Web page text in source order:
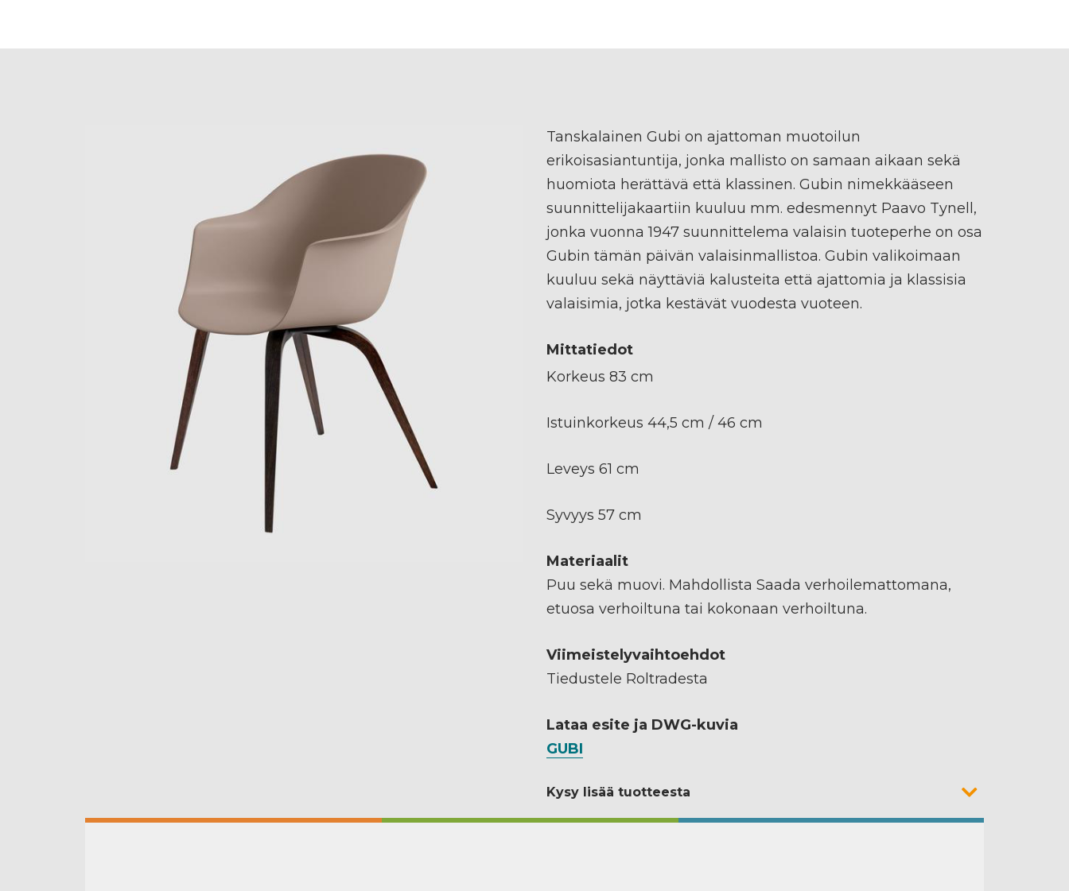
Tanskalainen Gubi on ajattoman muotoilun
erikoisasiantuntija, jonka mallisto on samaan aikaan sekä
huomiota herättävä että klassinen. Gubin nimekkääseen
suunnittelijakaartiin kuuluu mm. edesmennyt Paavo Tynell,
jonka vuonna 1947 suunnittelema valaisin tuoteperhe on osa
Gubin tämän päivän valaisinmallistoa. Gubin valikoimaan
kuuluu sekä näyttäviä kalusteita että ajattomia ja klassisia
valaisimia, jotka kestävät vuodesta vuoteen.
Mittatiedot
Korkeus 83 cm
Istuinkorkeus 44,5 cm / 46 cm
Leveys 61 cm
Syvyys 57 cm
Materiaalit
Puu sekä muovi. Mahdollista Saada verhoilemattomana,
etuosa verhoiltuna tai kokonaan verhoiltuna.
Viimeistelyvaihtoehdot
Tiedustele Roltradesta
Lataa esite ja DWG-kuvia
GUBI
Kysy lisää tuotteesta